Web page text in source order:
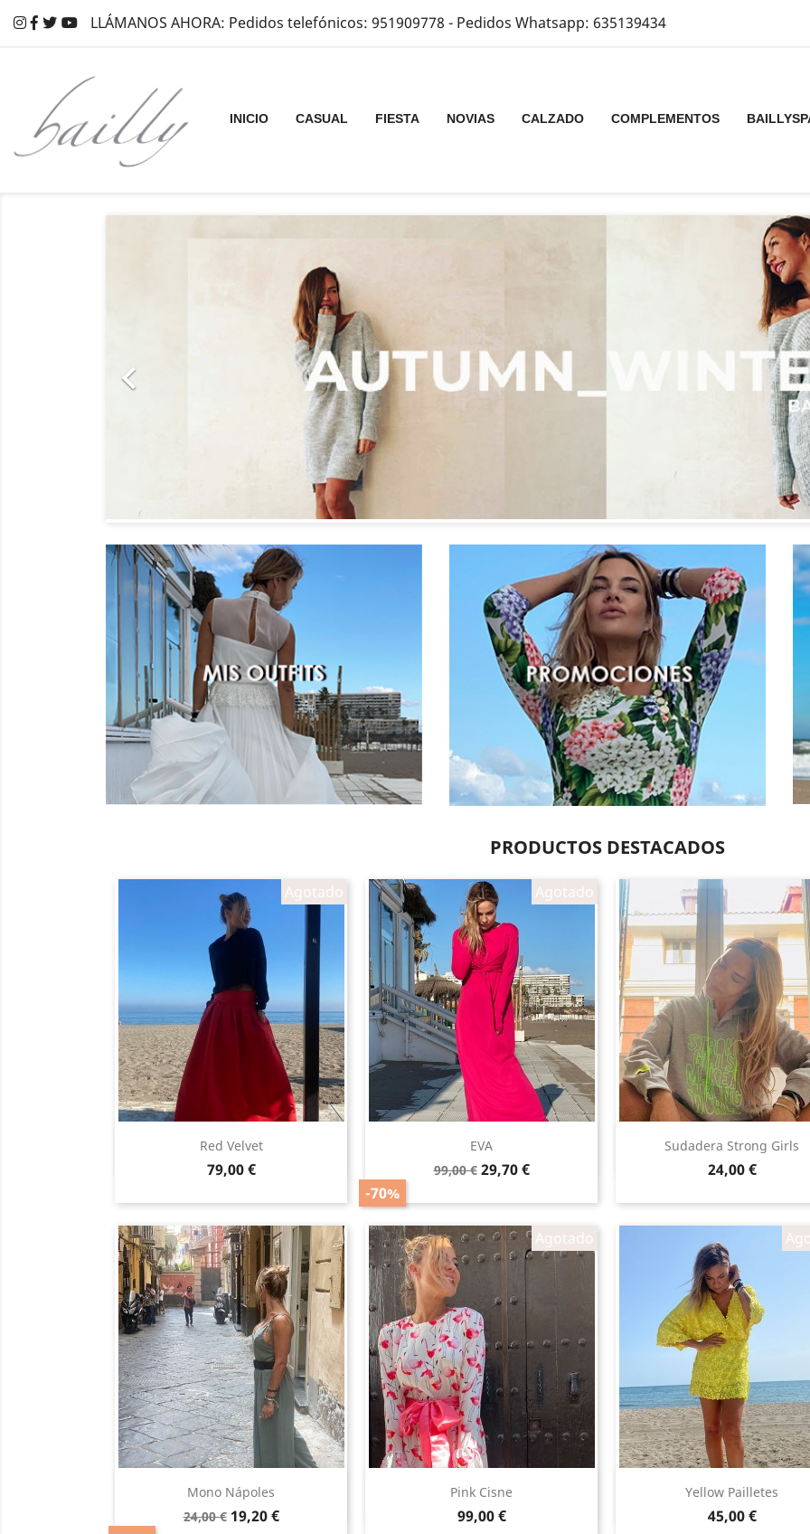
LLÁMANOS AHORA: Pedidos telefónicos: 951909778 - Pedidos Whatsapp: 635139434
INICIO CASUAL FIESTA NOVIAS CALZADO COMPLEMENTOS

Anterior
PRODUCTOS DESTACADOS
Agotado
Red Velvet
Precio
79,00 €
Vista rápida
Agotado
EVA
Precio
99,00 €
-70%
Precio
29,70 €
Vista rápida Sudadera Strong Girls
Precio
24,00 €
Vista rápida
Mono Nápoles
Precio
24,00 € Precio
19,20 €
Vista rápida
Agotado
Pink Cisne
Precio
99,00 €
Vista rápida Yellow Pailletes
Precio
45,00 €
Vista rápida